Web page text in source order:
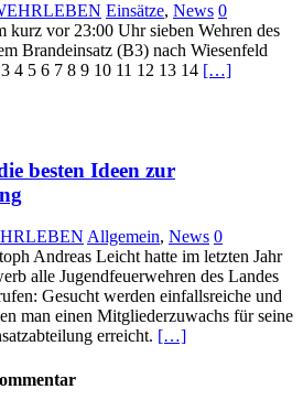
Einsätze, News 0
kurz vor 23:00 Uhr sieben Wehren des
Brandeinsatz (B3) nach Wiesenfeld
4 5 6 7 8 9 10 11 12 13 14 […]
besten Ideen zur
Allgemein, News 0
Andreas Leicht hatte im letzten Jahr
alle Jugendfeuerwehren des Landes
Gesucht werden einfallsreiche und
man einen Mitgliederzuwachs für seine
erreicht. […]